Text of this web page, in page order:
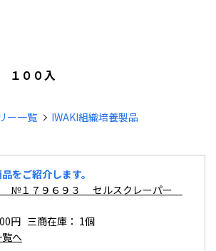
１００入
ー一覧
IWAKI組織培養製品
をご紹介します。
№１７９６９３ セルスクレーパー
円 三商在庫： 1個
へ